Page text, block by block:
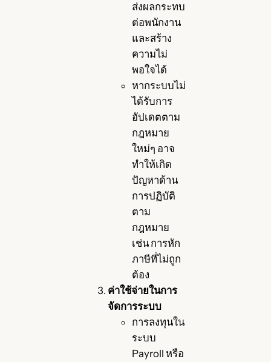
ส่งผลกระทบ
ต่อพนักงาน
และสร้าง
ความไม่
พอใจได้
หากระบบไม่
ได้รับการ
อัปเดตตาม
กฎหมาย
ใหม่ๆ อาจ
ทำให้เกิด
ปัญหาด้าน
การปฏิบัติ
ตาม
กฎหมาย
เช่น การหัก
ภาษีที่ไม่ถูก
ต้อง
ค่าใช้จ่ายในการ
จัดการระบบ
การลงทุนใน
ระบบ
Payroll หรือ